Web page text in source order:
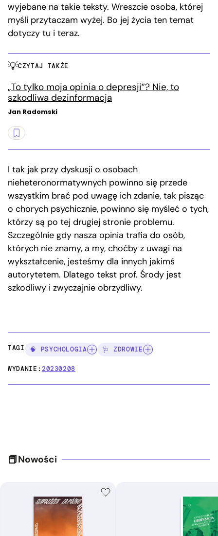
wyjebane na takie teksty. Wreszcie osoba, której
myśli przytaczam wyżej. Bo jej życia ten temat
dotyczy tu i teraz.
CZYTAJ TAKŻE
„To tylko moja opinia o depresji”? Nie, to
szkodliwa dezinformacja
Jan Radomski
I tak jak przy dyskusji o osobach
nieheteronormatywnych powinno się przede
wszystkim brać pod uwagę ich zdanie, tak pisząc
o chorych psychicznie, powinno się myśleć o tych,
którzy są po tej drugiej stronie problemu.
Szczególnie gdy nasza opinia trafia do osób,
których nie znamy, a my, choćby z uwagi na
wykształcenie, jesteśmy dla innych jakimś
autorytetem. Dlatego tekst prof. Środy jest
szkodliwy i zwyczajnie obrzydliwy.
TAGI: 🧠 PSYCHOLOGIA 🩺 ZDROWIE
WYDANIE:20230208
Nowości